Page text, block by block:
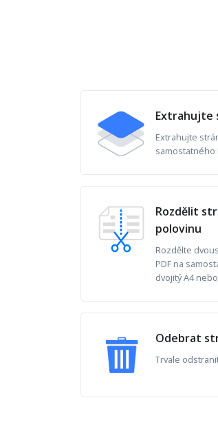
Extrahujte
Extrahujte
samostatného
Rozdělit
polovinu
Rozdělte
PDF na
dvojitý A4
Odebrat
Trvale